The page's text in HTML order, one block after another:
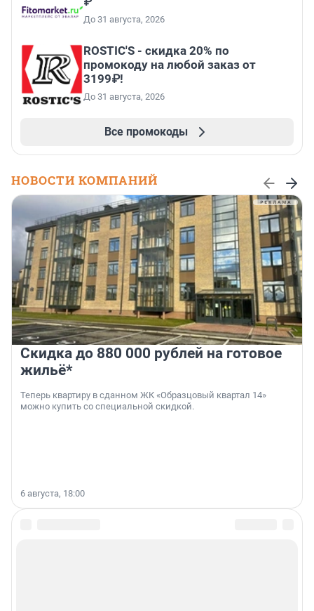
До 31 августа, 2026
ROSTIC'S - скидка 20% по
промокоду на любой заказ от
3199₽!
До 31 августа, 2026
Все промокоды
НОВОСТИ КОМПАНИЙ
Скидка до 880 000 рублей на готовое
жильё*
Теперь квартиру в сданном ЖК «Образцовый квартал 14»
можно купить со специальной скидкой.
6 августа, 18:00